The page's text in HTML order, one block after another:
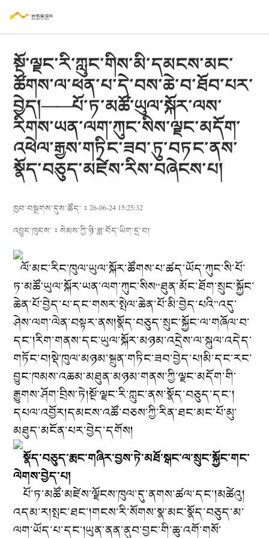
སྔོ་ལྗང་རི་ཀླུང་གིས་མི་དམངས་མང་
ཚོགས་ལ་ཕན་པ་དེ་བས་ཆེ་བ་ཐོབ་པར་
བྱེད།——པོ་ཏ་མཚོ་ཡུལ་སྐོར་ལས་
རིགས་ཡན་ལག་ཀུང་སིས་ལྗང་མདོག་
འཕེལ་རྒྱས་གཏིང་ཟབ་ཏུ་བཏང་ནས་
སྣོད་བཅུད་མཛེས་རིས་བཞེངས་པ།
ཁྱབ་བསྒྲགས་དུས་ཚོད་：26-06-24 15:25:32
འབྱུང་ཁུངས་：སེམས་ཀྱི་ཉི་ཟླ་བོད་ཡིག་དྲ་བ།
ལོ་མང་རིང་ཁུལ་ཡུལ་སྐོར་ཚོགས་པ་ཚད་ཡོད་ཀུང་སི་པོ་
ཏ་མཚོ་ཡུལ་སྐོར་ཡན་ལག་ཀུང་སིས“ཐུན་མོང་ཐོག་སྲུང་སྐྱོང་
ཆེན་པོ་བྱེད་པ་དང་གསར་སྤེལ་ཆེན་པོ་མི་བྱེད་པའི”འདུ་
ཤེས་ལག་ལེན་བསྟར་ནས།སྣོད་བཅུད་སྲུང་སྐྱོང་ལ་གཞོལ་བ་
དང་།རིག་གནས་དང་ཡུལ་སྐོར་མཉམ་འདྲེས་ལ་སྐུལ་འདེད་
གཏོང་བ།སྡེ་ཁུལ་མཉམ་སྐྲུན་གཏིང་ཟབ་བྱེད་པ།མི་དང་རང་
བྱུང་ཁམས་འཆམ་མཐུན་མཉམ་གནས་ཀྱི་ལྗང་མདོག་གི་
རྒྱུགས་ཤོག་བྲིས་ཏེ།སྔོ་ལྗང་རི་ཀླུང་ནས་སྣོད་བཅུད་དང་།
དཔལ་འབྱོར།དམངས་འཚོ་བཅས་ཀྱི་རིན་ཐང་མང་པོ་མུ་
མཐུད་མངོན་པར་བྱེད་དགོས།
སྣོད་བཅུད་རྨང་གཞིར་བྱས་ཏེ་མཐོ་སྒང་ལ་སྲུང་སྐྱོང་གང་
ལེགས་བྱེད་པ།
པོ་ཏ་མཚོ་མཛེས་ལྗོངས་ཁུལ་དུ་ནགས་ཚལ་དང་།མཚེའུ།
འདམ་ར།སྤང་ཐང་།གངས་རི་སོགས་སྣ་མང་སྣོད་བཅུད་མ་
ལག་ཡོད་པ་དང་།ཡུན་ནན་ནུབ་བྱང་གི་ཆུ་འགོ་གསོ་